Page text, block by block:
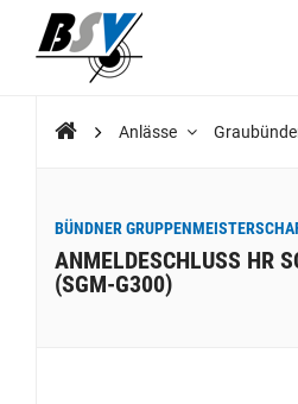
Anlässe
BÜNDNER
ANMELDESCHLUSS HR
(SGM-G300)